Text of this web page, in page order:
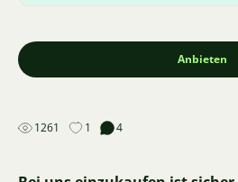
Anbieten
1261 1 4